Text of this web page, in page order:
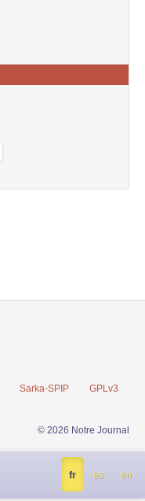
Sarka-SPIP GPLv3
© 2026 Notre Journal
fr es en